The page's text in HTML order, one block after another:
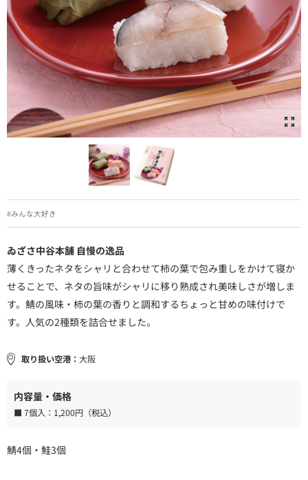
#みんな大好き
ゐざさ中谷本舗 自慢の逸品
薄くきったネタをシャリと合わせて柿の葉で包み重しをかけて寝か
せることで、ネタの旨味がシャリに移り熟成され美味しさが増しま
す。鯖の風味・柿の葉の香りと調和するちょっと甘めの味付けで
す。人気の2種類を詰合せました。
取り扱い空港： 大阪
内容量・価格
■ 7個入： 1,200円（税込）
鯖4個・鮭3個